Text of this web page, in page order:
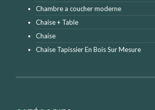
Chambre a coucher moderne
Chaise + Table
Chaise
Chaise Tapissier En Bois Sur Mesure